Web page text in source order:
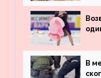
что
В